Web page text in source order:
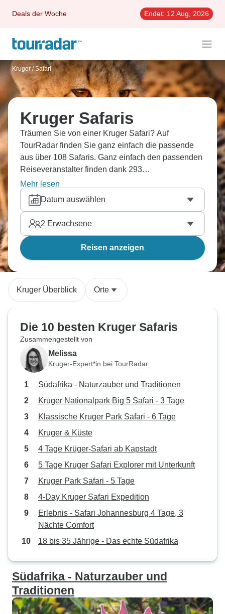
Deals der Woche Endet: 12 Aug, 2026
Kruger / Safari
Kruger Safaris
Träumen Sie von einer Kruger Safari? Auf
TourRadar finden Sie ganz einfach die passende
aus über 108 Safaris. Ganz einfach den passenden
Reiseveranstalter finden dank 293
Erfahrungsberichten.
Mehr lesen
Datum auswählen
2 Erwachsene
Reisen anzeigen
Kruger Überblick Orte
Die 10 besten Kruger Safaris
Zusammengestellt von
Melissa
Kruger-Expert*in bei TourRadar
Südafrika - Naturzauber und Traditionen
Kruger Nationalpark Big 5 Safari - 3 Tage
Klassische Kruger Park Safari - 6 Tage
Kruger & Küste
4 Tage Krüger-Safari ab Kapstadt
5 Tage Kruger Safari Explorer mit Unterkunft
Kruger Park Safari - 5 Tage
4-Day Kruger Safari Expedition
Erlebnis - Safari Johannesburg 4 Tage, 3
Nächte Comfort
18 bis 35 Jährige - Das echte Südafrika
Südafrika - Naturzauber und
Traditionen